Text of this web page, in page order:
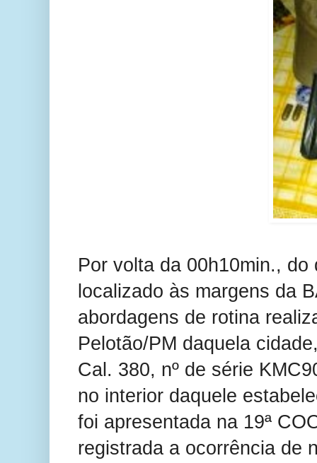
Por volta da 00h10min.,
localizado às margens da
abordagens de rotina
Pelotão/PM daquela
Cal. 380, nº de série
no interior daquele
foi apresentada na 19ª
registrada a ocorrência de